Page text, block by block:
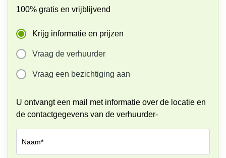
Coworking
Amsterdam
Coworking
space
Leiden
space
Maastricht
Coworking
space
100% gratis en vrijblijvend
Krijg informatie en prijzen
Vraag de verhuurder
Vraag een bezichtiging aan
U ontvangt een mail met informatie over de locatie en
de contactgegevens van de verhuurder-
Naam*